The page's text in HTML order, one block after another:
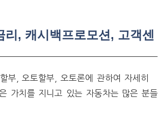
, 캐시백프로모션, 고객센
부, 오토할부, 오토론에 관하여 자세히
가치를 지니고 있는 자동차는 많은 분들